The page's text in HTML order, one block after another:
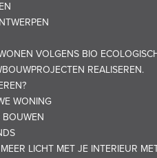
VOLGENS BIO
REALISEREN.
WONING
BOUWEN
LICHT MET JE INTERIEUR